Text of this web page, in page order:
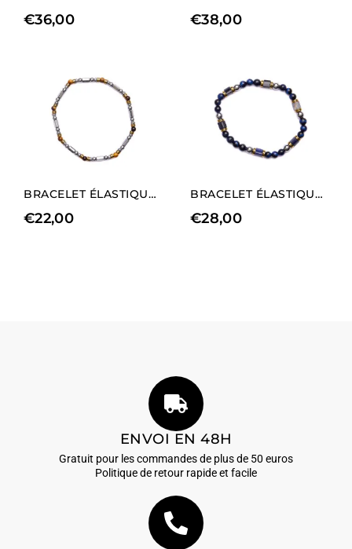
€36,00 €38,00
BRACELET ÉLASTIQUE POUR HOMME EN HÉMATITE ET OEIL DE TIGRE PLAQUÉ RHODIUM
€22,00
BRACELET ÉLASTIQUE POUR HOMME EN AGATE NOIRE ET SODALITE
€28,00
ENVOI EN 48H
Gratuit pour les commandes de plus de 50 euros
Politique de retour rapide et facile